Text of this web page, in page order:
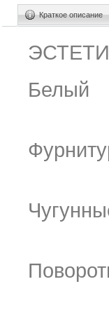
Краткое описание
Белый